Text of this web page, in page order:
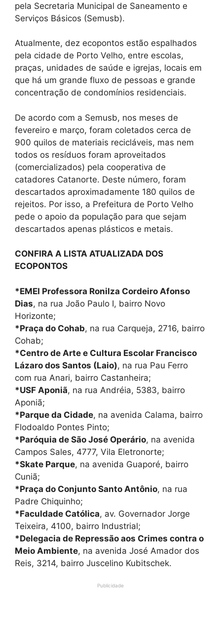
pela Secretaria Municipal de Saneamento e
Serviços Básicos (Semusb).
Atualmente, dez ecopontos estão espalhados
pela cidade de Porto Velho, entre escolas,
praças, unidades de saúde e igrejas, locais em
que há um grande fluxo de pessoas e grande
concentração de condomínios residenciais.
De acordo com a Semusb, nos meses de
fevereiro e março, foram coletados cerca de
900 quilos de materiais recicláveis, mas nem
todos os resíduos foram aproveitados
(comercializados) pela cooperativa de
catadores Catanorte. Deste número, foram
descartados aproximadamente 180 quilos de
rejeitos. Por isso, a Prefeitura de Porto Velho
pede o apoio da população para que sejam
descartados apenas plásticos e metais.
CONFIRA A LISTA ATUALIZADA DOS
ECOPONTOS
*EMEI Professora Ronilza Cordeiro Afonso
Dias, na rua João Paulo I, bairro Novo
Horizonte;
*Praça do Cohab, na rua Carqueja, 2716, bairro
Cohab;
*Centro de Arte e Cultura Escolar Francisco
Lázaro dos Santos (Laio), na rua Pau Ferro
com rua Anari, bairro Castanheira;
*USF Aponiã, na rua Andréia, 5383, bairro
Aponiã;
*Parque da Cidade, na avenida Calama, bairro
Flodoaldo Pontes Pinto;
*Paróquia de São José Operário, na avenida
Campos Sales, 4777, Vila Eletronorte;
*Skate Parque, na avenida Guaporé, bairro
Cuniã;
*Praça do Conjunto Santo Antônio, na rua
Padre Chiquinho;
*Faculdade Católica, av. Governador Jorge
Teixeira, 4100, bairro Industrial;
*Delegacia de Repressão aos Crimes contra o
Meio Ambiente, na avenida José Amador dos
Reis, 3214, bairro Juscelino Kubitschek.
Publicidade